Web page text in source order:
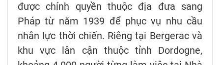
được chính quyền thuộc địa đưa sang
Pháp từ năm 1939 để phục vụ nhu cầu
nhân lực thời chiến. Riêng tại Bergerac và
khu vực lân cận thuộc tỉnh Dordogne,